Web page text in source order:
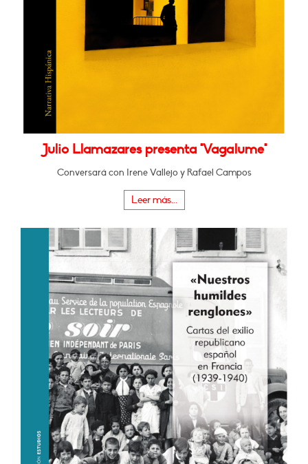
Julio Llamazares presenta "Vagalume"
Conversará con Irene Vallejo y Rafael Campos
Leer más...